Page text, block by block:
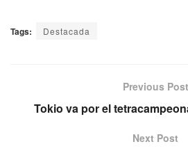
Tags: Destacada
Previous Post
Tokio va por el
Next Post